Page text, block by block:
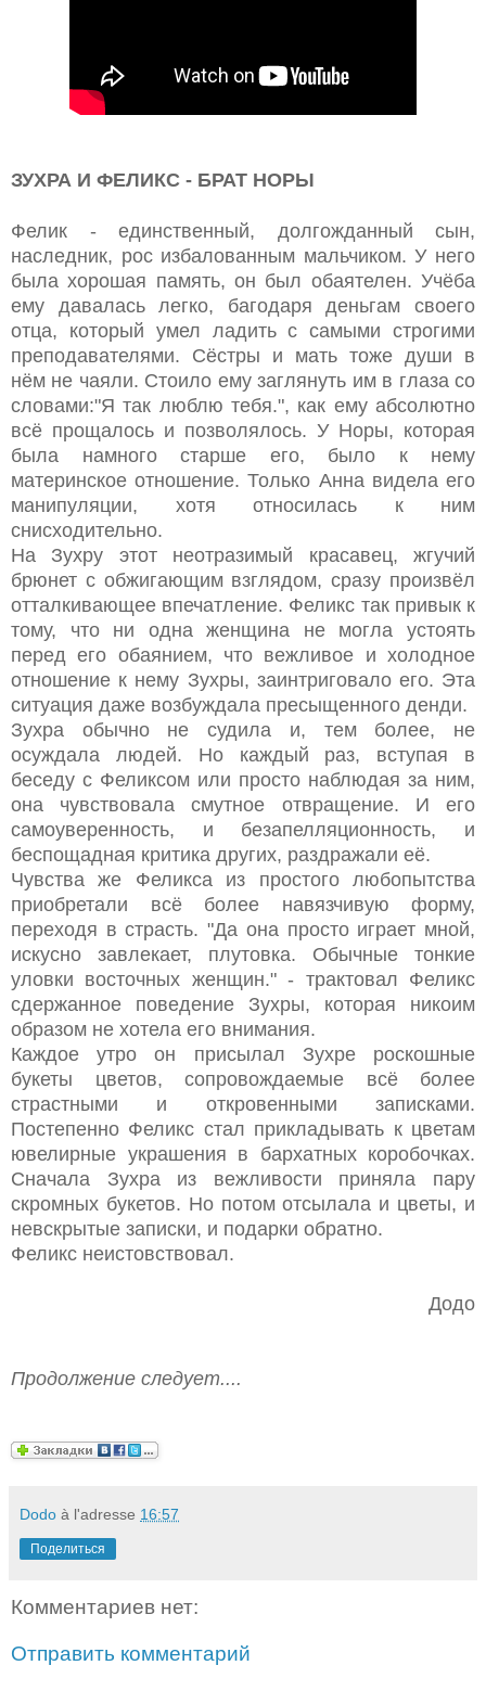
ЗУХРА И ФЕЛИКС - БРАТ НОРЫ
Фелик - единственный, долгожданный сын,
наследник, рос избалованным мальчиком. У него
была хорошая память, он был обаятелен. Учёба
ему давалась легко, багодаря деньгам своего
отца, который умел ладить с самыми строгими
преподавателями. Сёстры и мать тоже души в
нём не чаяли. Стоило ему заглянуть им в глаза со
словами:"Я так люблю тебя.", как ему абсолютно
всё прощалось и позволялось. У Норы, которая
была намного старше его, было к нему
материнское отношение. Только Анна видела его
манипуляции, хотя относилась к ним
снисходительно.
На Зухру этот неотразимый красавец, жгучий
брюнет с обжигающим взглядом, сразу произвёл
отталкивающее впечатление. Феликс так привык к
тому, что ни одна женщина не могла устоять
перед его обаянием, что вежливое и холодное
отношение к нему Зухры, заинтриговало его. Эта
ситуация даже возбуждала пресыщенного денди.
Зухра обычно не судила и, тем более, не
осуждала людей. Но каждый раз, вступая в
беседу с Феликсом или просто наблюдая за ним,
она чувствовала смутное отвращение. И его
самоуверенность, и безапелляционность, и
беспощадная критика других, раздражали её.
Чувства же Феликса из простого любопытства
приобретали всё более навязчивую форму,
переходя в страсть. "Да она просто играет мной,
искусно завлекает, плутовка. Обычные тонкие
уловки восточных женщин." - трактовал Феликс
сдержанное поведение Зухры, которая никоим
образом не хотела его внимания.
Каждое утро он присылал Зухре роскошные
букеты цветов, сопровождаемые всё более
страстными и откровенными записками.
Постепенно Феликс стал прикладывать к цветам
ювелирные украшения в бархатных коробочках.
Сначала Зухра из вежливости приняла пару
скромных букетов. Но потом отсылала и цветы, и
невскрытые записки, и подарки обратно.
Феликс неистовствовал.
Додо
Продолжение следует....
Dodo à l'adresse 16:57
Поделиться
Комментариев нет:
Отправить комментарий